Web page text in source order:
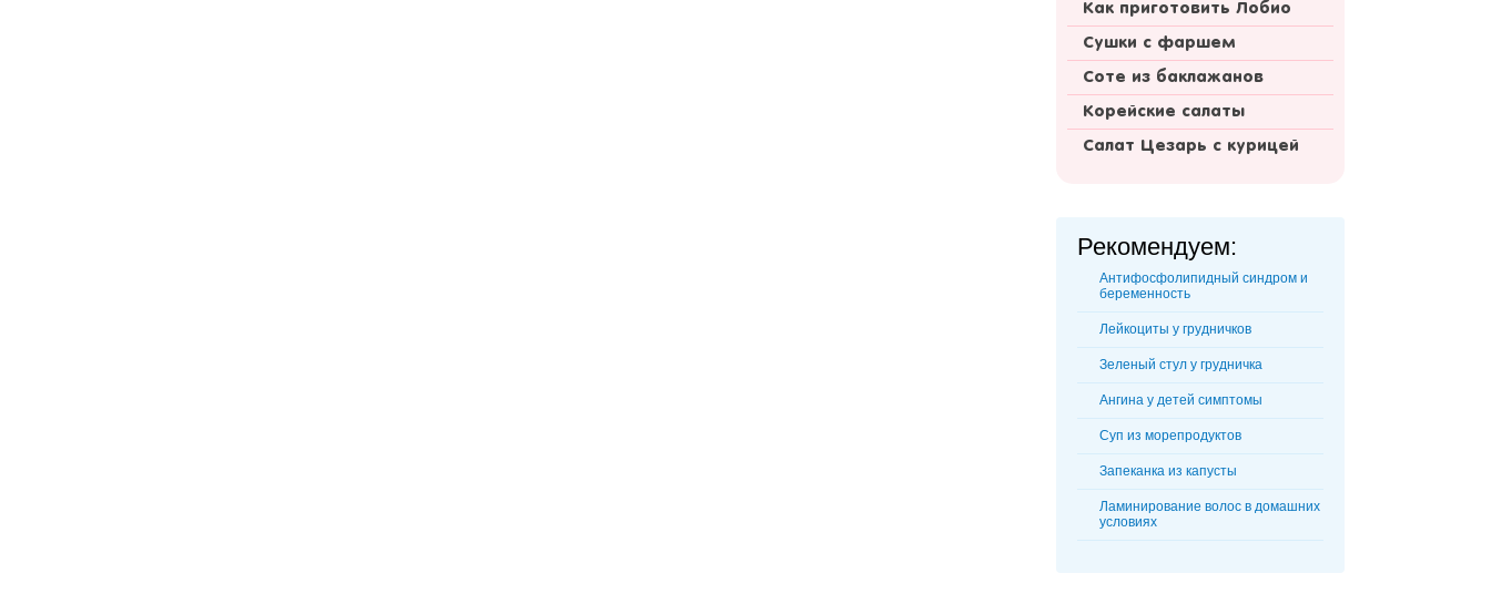
Как приготовить Лобио
Сушки с фаршем
Соте из баклажанов
Корейские салаты
Салат Цезарь с курицей
Рекомендуем:
Антифосфолипидный синдром и
беременность
Лейкоциты у грудничков
Зеленый стул у грудничка
Ангина у детей симптомы
Суп из морепродуктов
Запеканка из капусты
Ламинирование волос в домашних
условиях